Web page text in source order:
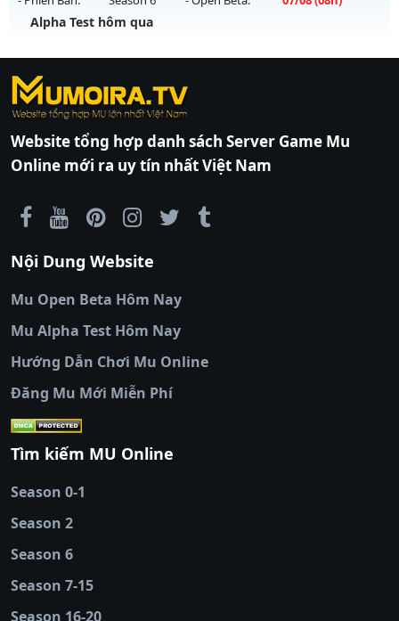
Kiểu reset: Reset In Game
Thể loại: Mu Nguyên bản Webzen
Antihack: IGMU.DEV
Alpha Test hôm qua
++ MU HÙNG BÁ ++ - Siêu Phẩm MU
Mu mới ra tháng 08 2026 - Mở máy chủ
ngày 07/08/2626
Exp: 200x - Drop: 10%
Kiểu reset: Reset In Game
Antihack: Shark Shield
https://ktdb.net/ |789club
đổi thưởng
|Xôi Lạc
TV
789club 789club | xoilactv |Link
xem bóng đá cakhiatv
|Link xem bóng đá
90phut
| Coi đá banh
bóng đá trực tiếp
|xem bóng đá trực
bóng đá trực tiếp
cẩm tv
|thapcam
luongsontv
|trực tiếp bóng đá cakhiatv
tiếp bóng đá
socolive
cakhiatv
| kèo nhà
cái
|qh88
88
|tài xỉu
online
|sunwin |
cái uy tín
đĩa
|bắn cá đổi
thưởng
fly88
| new88
Website tổng hợp danh sách Server Game Mu
Online mới ra uy tín nhất Việt Nam
Nội Dung Website
Mu Open Beta Hôm Nay
Mu Alpha Test Hôm Nay
Hướng Dẫn Chơi Mu Online
Đăng Mu Mới Miễn Phí
Tìm kiếm MU Online
Season 0-1
Season 2
Season 6
Season 7-15
Season 16-20